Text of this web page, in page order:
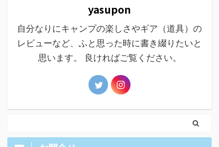
yasupon
自分なりにキャンプの楽しさやギア（道具）の
レビューなど、ふと思った時に書き綴りたいと
思います。 良ければご覧ください。